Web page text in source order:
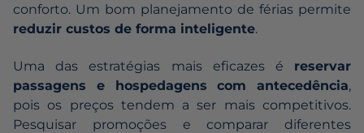
conforto. Um bom planejamento de férias permite
reduzir custos de forma inteligente.
Uma das estratégias mais eficazes é reservar
passagens e hospedagens com antecedência,
pois os preços tendem a ser mais competitivos.
Pesquisar promoções e comparar diferentes